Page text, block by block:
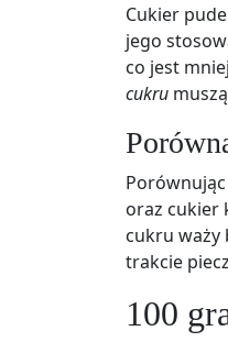
Cukier
jego
co jest
cukru
Porównując
oraz cukier
cukru waży
trakcie
100